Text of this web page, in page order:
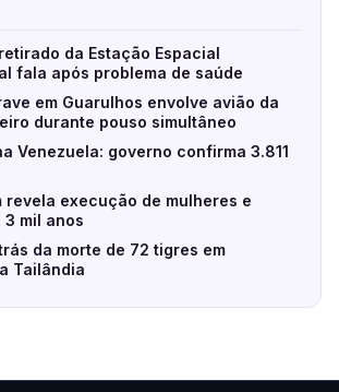
da Estação Espacial
fala após problema de saúde
em Guarulhos envolve avião da
durante pouso simultâneo
Venezuela: governo confirma 3.811
revela execução de mulheres e
mil anos
da morte de 72 tigres em
Tailândia